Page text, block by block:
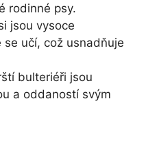
rodinné psy.
jsou vysoce
učí, což usnadňuje
bulteriéři jsou
a oddaností svým